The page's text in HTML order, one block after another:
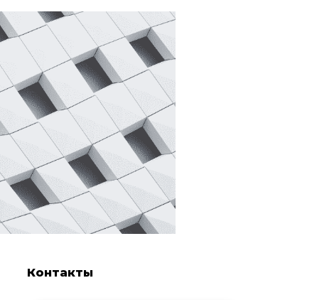
Контакты